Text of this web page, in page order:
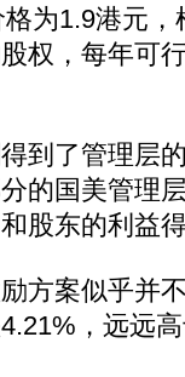
为1.9港元
权，每年可
了管理层
的国美管理
股东的利益
案似乎并
，远远